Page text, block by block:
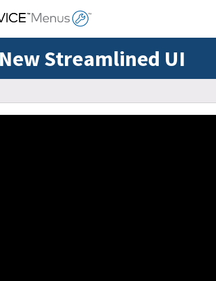
New Streamlined UI